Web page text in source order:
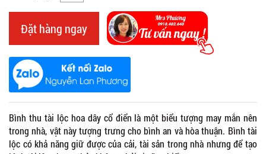
Đặt hàng ngay
Bình thu tài lộc hoa dây cổ điển là một biểu tượng may mắn nên
trong nhà, vật này tượng trưng cho bình an và hòa thuận. Bình tài
lộc có khả năng giữ được của cải, tài sản trong nhà nhưng để tạo